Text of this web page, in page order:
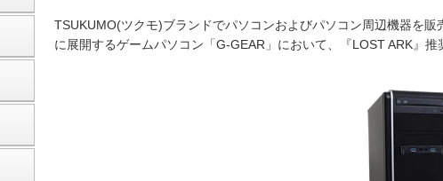
TSUKUMO(ツクモ)ブランドでパソコンおよびパソコン周辺機器を
に展開するゲームパソコン「G-GEAR」において、『LOST ARK』